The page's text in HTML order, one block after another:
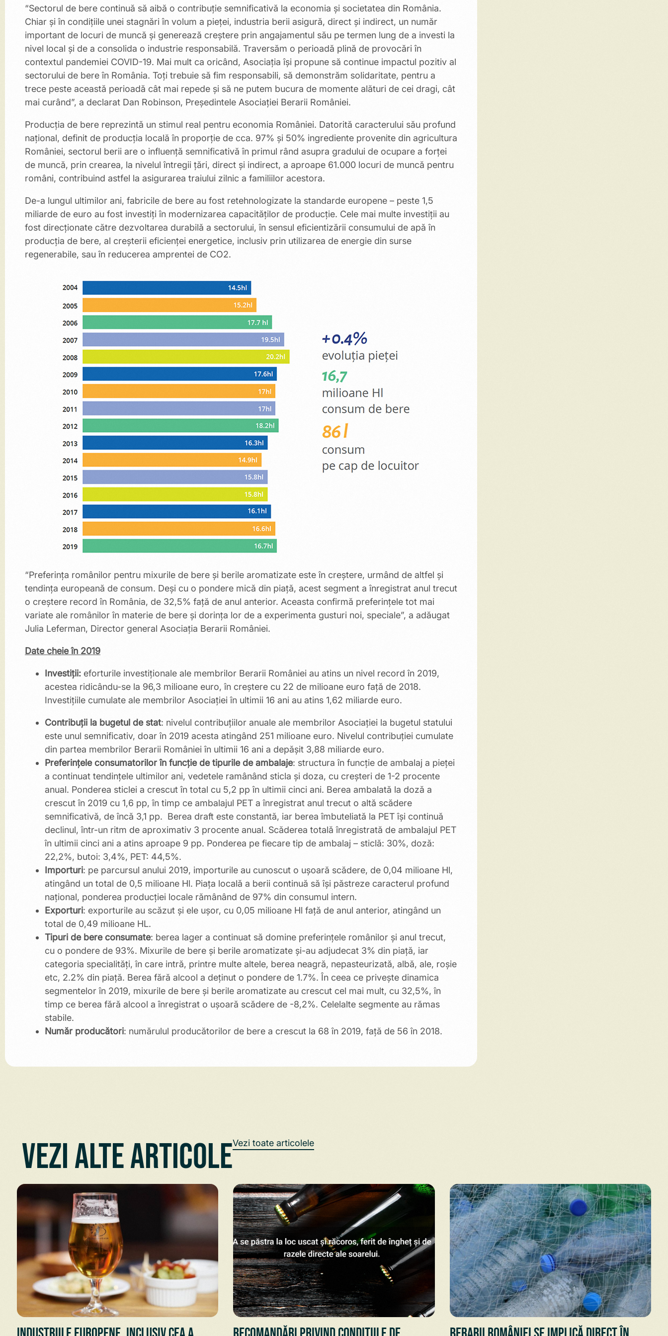
“Sectorul de bere continuă să aibă o contribuție semnificativă la economia și societatea din România.
Chiar și în condițiile unei stagnări în volum a pieței, industria berii asigură, direct și indirect, un număr
important de locuri de muncă și generează creștere prin angajamentul său pe termen lung de a investi la
nivel local și de a consolida o industrie responsabilă. Traversăm o perioadă plină de provocări în
contextul pandemiei COVID-19. Mai mult ca oricând, Asociația își propune să continue impactul pozitiv al
sectorului de bere în România. Toți trebuie să fim responsabili, să demonstrăm solidaritate, pentru a
trece peste această perioadă cât mai repede și să ne putem bucura de momente alături de cei dragi, cât
mai curând”, a declarat Dan Robinson, Președintele Asociației Berarii României.
Producția de bere reprezintă un stimul real pentru economia României. Datorită caracterului său profund
național, definit de producția locală în proporție de cca. 97% și 50% ingrediente provenite din agricultura
României, sectorul berii are o influență semnificativă în primul rând asupra gradului de ocupare a forței
de muncă, prin crearea, la nivelul întregii țări, direct și indirect, a aproape 61.000 locuri de muncă pentru
români, contribuind astfel la asigurarea traiului zilnic a familiilor acestora.
De-a lungul ultimilor ani, fabricile de bere au fost retehnologizate la standarde europene – peste 1,5
miliarde de euro au fost investiţi în modernizarea capacităţilor de producţie. Cele mai multe investiții au
fost direcționate către dezvoltarea durabilă a sectorului, în sensul eficientizării consumului de apă în
producţia de bere, al creșterii eficienței energetice, inclusiv prin utilizarea de energie din surse
regenerabile, sau în reducerea amprentei de CO2.
“Preferința românilor pentru mixurile de bere și berile aromatizate este în creștere, urmând de altfel și
tendința europeană de consum. Deși cu o pondere mică din piață, acest segment a înregistrat anul trecut
o creștere record în România, de 32,5% față de anul anterior. Aceasta confirmă preferințele tot mai
variate ale românilor în materie de bere și dorința lor de a experimenta gusturi noi, speciale”, a adăugat
Julia Leferman, Director general Asociația Berarii României.
Date cheie în 2019
Investiții: eforturile investiționale ale membrilor Berarii României au atins un nivel record în 2019,
acestea ridicându-se la 96,3 milioane euro, în creștere cu 22 de milioane euro față de 2018.
Investițiile cumulate ale membrilor Asociației în ultimii 16 ani au atins 1,62 miliarde euro.
Contribuții la bugetul de stat: nivelul contribuțiilor anuale ale membrilor Asociației la bugetul statului
este unul semnificativ, doar în 2019 acesta atingând 251 milioane euro. Nivelul contribuției cumulate
din partea membrilor Berarii României în ultimii 16 ani a depășit 3,88 miliarde euro.
Preferințele consumatorilor în funcție de tipurile de ambalaje: structura în funcție de ambalaj a pieței
a continuat tendințele ultimilor ani, vedetele ramânând sticla și doza, cu creșteri de 1-2 procente
anual. Ponderea sticlei a crescut în total cu 5,2 pp în ultimii cinci ani. Berea ambalată la doză a
crescut în 2019 cu 1,6 pp, în timp ce ambalajul PET a înregistrat anul trecut o altă scădere
semnificativă, de încă 3,1 pp. Berea draft este constantă, iar berea îmbuteliată la PET își continuă
declinul, într-un ritm de aproximativ 3 procente anual. Scăderea totală înregistrată de ambalajul PET
în ultimii cinci ani a atins aproape 9 pp. Ponderea pe fiecare tip de ambalaj – sticlă: 30%, doză:
22,2%, butoi: 3,4%, PET: 44,5%.
Importuri: pe parcursul anului 2019, importurile au cunoscut o ușoară scădere, de 0,04 milioane Hl,
atingând un total de 0,5 milioane Hl. Piața locală a berii continuă să își păstreze caracterul profund
național, ponderea producției locale rămânând de 97% din consumul intern.
Exporturi: exporturile au scăzut și ele ușor, cu 0,05 milioane Hl față de anul anterior, atingând un
total de 0,49 milioane HL.
Tipuri de bere consumate: berea lager a continuat să domine preferințele românilor și anul trecut,
cu o pondere de 93%. Mixurile de bere și berile aromatizate și-au adjudecat 3% din piață, iar
categoria specialități, în care intră, printre multe altele, berea neagră, nepasteurizată, albă, ale, roșie
etc, 2.2% din piață. Berea fără alcool a deținut o pondere de 1.7%. În ceea ce privește dinamica
segmentelor în 2019, mixurile de bere și berile aromatizate au crescut cel mai mult, cu 32,5%, în
timp ce berea fără alcool a înregistrat o ușoară scădere de -8,2%. Celelalte segmente au rămas
stabile.
Număr producători: numărulul producătorilor de bere a crescut la 68 în 2019, față de 56 în 2018.
Vezi alte articoleVezi toate articolele